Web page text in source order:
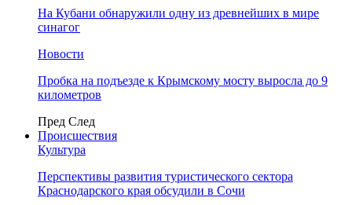
На Кубани обнаружили одну из древнейших в мире
синагог
Новости
Пробка на подъезде к Крымскому мосту выросла до 9
километров
Пред След
Происшествия
Культура
Перспективы развития туристического сектора
Краснодарского края обсудили в Сочи